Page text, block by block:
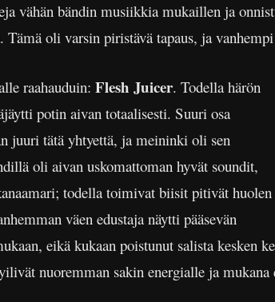
vähän bändin musiikkia mukaillen ja
oli varsin piristävä tapaus, ja
raahauduin: Flesh Juicer. Todella härön
potin aivan totaalisesti. Suuri osa
juuri tätä yhtyettä, ja meininki oli sen
oli aivan uskomattoman hyvät soundit,
todella toimivat biisit pitivät huolen
väen edustaja näytti pääsevän
eikä kukaan poistunut salista
nuoremman sakin energialle ja mukana